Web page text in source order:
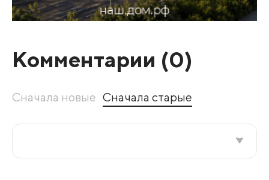
Комментарии (0)
Сначала новые Сначала старые